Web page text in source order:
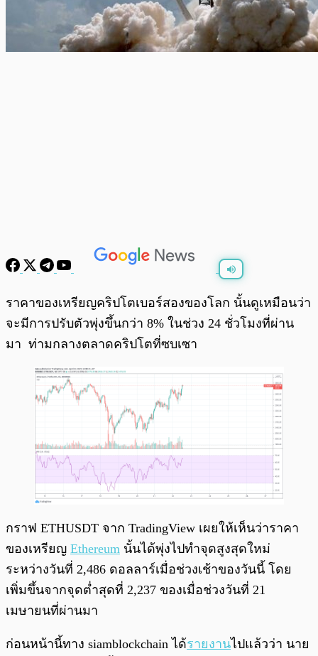
พร้อมเล่น 0:00 0:00
ราคาของเหรียญคริปโตเบอร์สองของโลก นั้นดูเหมือนว่า
จะมีการปรับตัวพุ่งขึ้นกว่า 8% ในช่วง 24 ชั่วโมงที่ผ่าน
มา ท่ามกลางตลาดคริปโตที่ซบเซา
กราฟ ETHUSDT จาก TradingView เผยให้เห็นว่าราคา
ของเหรียญ Ethereum นั้นได้พุ่งไปทำจุดสูงสุดใหม่
ระหว่างวันที่ 2,486 ดอลลาร์เมื่อช่วงเช้าของวันนี้ โดย
เพิ่มขึ้นจากจุดต่ำสุดที่ 2,237 ของเมื่อช่วงวันที่ 21
เมษายนที่ผ่านมา
ก่อนหน้านี้ทาง siamblockchain ได้รายงานไปแล้วว่า นาย